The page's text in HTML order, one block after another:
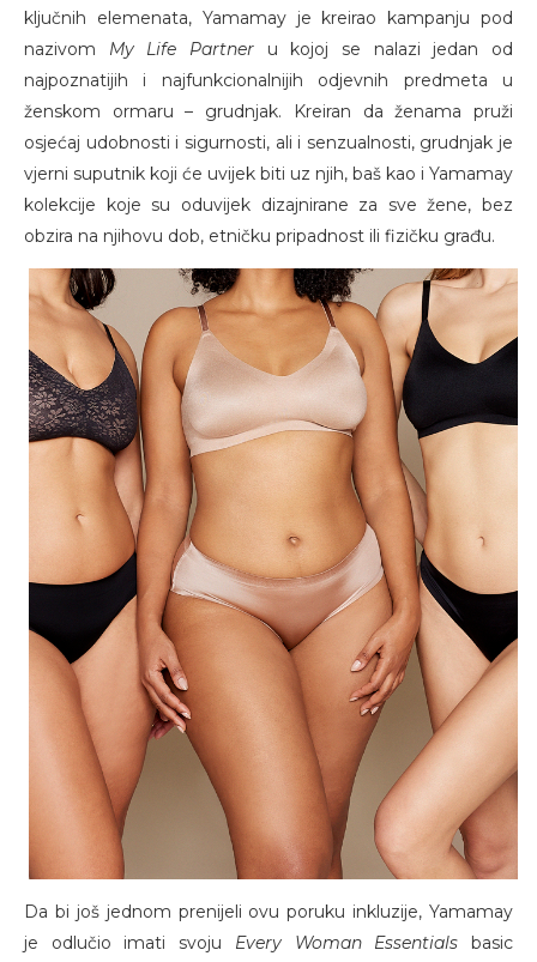
ključnih elemenata, Yamamay je kreirao kampanju pod
nazivom My Life Partner u kojoj se nalazi jedan od
najpoznatijih i najfunkcionalnijih odjevnih predmeta u
ženskom ormaru – grudnjak. Kreiran da ženama pruži
osjećaj udobnosti i sigurnosti, ali i senzualnosti, grudnjak je
vjerni suputnik koji će uvijek biti uz njih, baš kao i Yamamay
kolekcije koje su oduvijek dizajnirane za sve žene, bez
obzira na njihovu dob, etničku pripadnost ili fizičku građu.
Da bi još jednom prenijeli ovu poruku inkluzije, Yamamay
je odlučio imati svoju Every Woman Essentials basic